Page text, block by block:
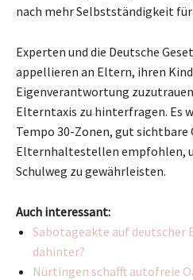
nach mehr Selbstständigkeit
Experten und die Deutsche
appellieren an Eltern, ihren
Eigenverantwortung
Elterntaxis zu hinterfragen. Es
Tempo 30-Zonen, gut sichtbare
Elternhaltestellen empfohlen,
Schulweg zu gewährleisten.
Auch interessant:
Sabotageakte auf deutscher
dahinter?
Nürtingen schafft autofreie